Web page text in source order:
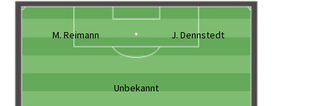
M. Reimann J. Dennstedt
Unbekannt